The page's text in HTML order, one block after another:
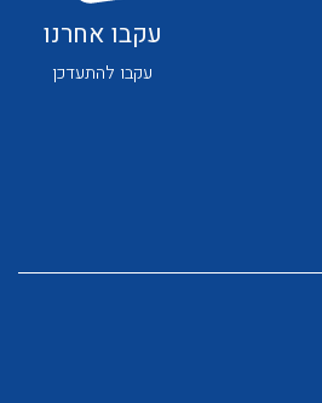
לכל מוצרי היצרן
עקבו אחרנו
עקבו להתעדכן